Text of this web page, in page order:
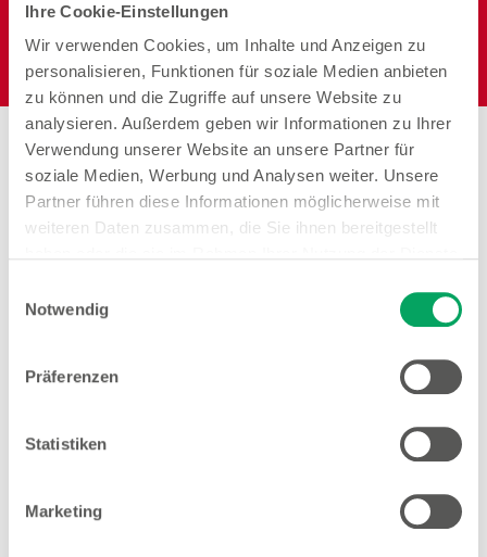
Ihre Cookie-Einstellungen
Wir verwenden Cookies, um Inhalte und Anzeigen zu
personalisieren, Funktionen für soziale Medien anbieten
zu können und die Zugriffe auf unsere Website zu
analysieren. Außerdem geben wir Informationen zu Ihrer
Verwendung unserer Website an unsere Partner für
soziale Medien, Werbung und Analysen weiter. Unsere
Partner führen diese Informationen möglicherweise mit
weiteren Daten zusammen, die Sie ihnen bereitgestellt
Einstellungen zu den Cookies finden Sie
Notwendig
Präferenzen
Statistiken
Marketing
Elektro
Stores in der Nähe von
Woolworth – Bochum
Mo. - Sa.
Offene Stellen